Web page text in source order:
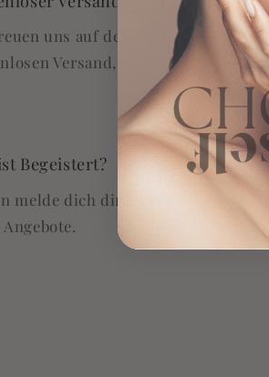
uns auf deine Bestellung! Als
Versand, ab einem
Begeistert?
melde dich direkt für unseren